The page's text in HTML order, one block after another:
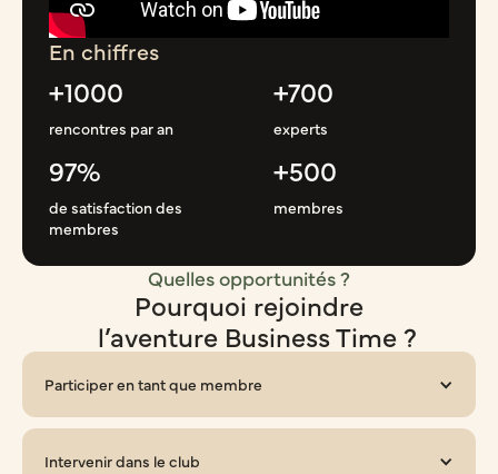
En chiffres
+1000
rencontres par an
+700
experts
97%
de satisfaction des
membres
+500
membres
Quelles opportunités ?
Pourquoi rejoindre
l’aventure Business Time ?
Participer en tant que membre
Intervenir dans le club